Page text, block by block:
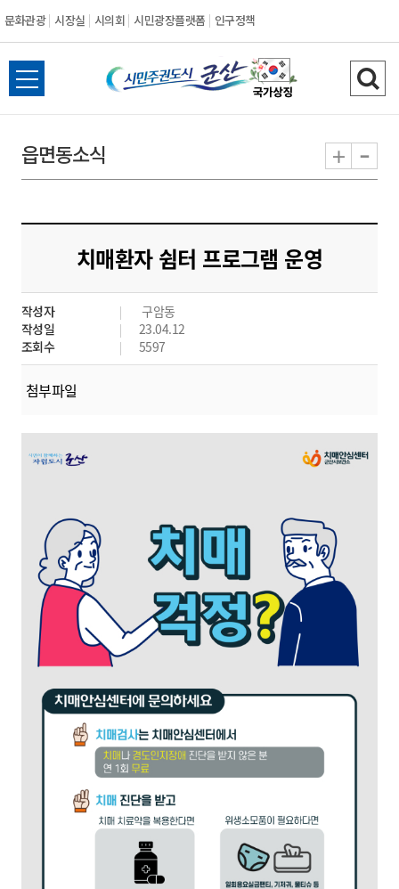
문화관광 시장실 시의회 시민광장플랫폼 인구정책
시
민
도
시
군
산
전
체
뉴
열
검
색
기
읍면동소식 + -
치매환자 쉼터 프로그램 운영
작성자
구암동
작성일
23.04.12
조회수
5597
첨부파일